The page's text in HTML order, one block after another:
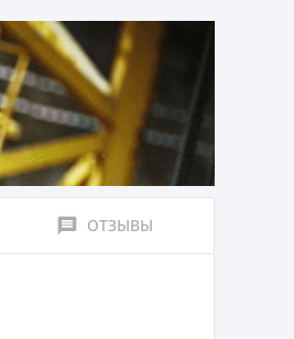
message ОТЗЫВЫ